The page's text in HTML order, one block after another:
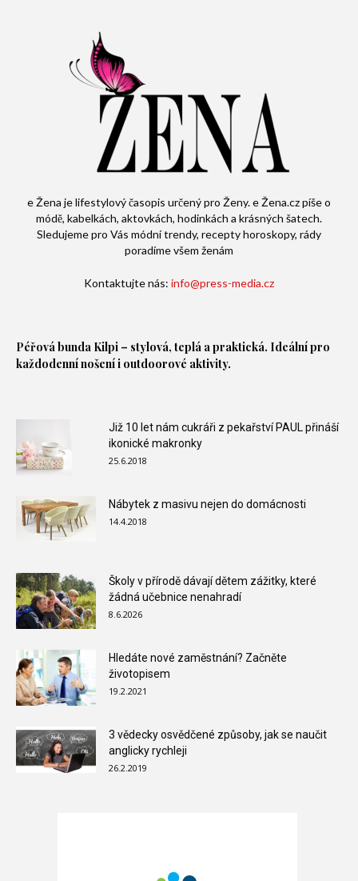
e Žena je lifestylový časopis určený pro Ženy. e Žena.cz píše o
módě, kabelkách, aktovkách, hodinkách a krásných šatech.
Sledujeme pro Vás módní trendy, recepty horoskopy, rády
poradíme všem ženám
Kontaktujte nás: info@press-media.cz
Péřová bunda Kilpi – stylová, teplá a praktická. Ideální pro
každodenní nošení i outdoorové aktivity.
Již 10 let nám cukráři z pekařství PAUL přináší
ikonické makronky
25.6.2018
Nábytek z masivu nejen do domácnosti
14.4.2018
Školy v přírodě dávají dětem zážitky, které
žádná učebnice nenahradí
8.6.2026
Hledáte nové zaměstnání? Začněte
životopisem
19.2.2021
3 vědecky osvědčené způsoby, jak se naučit
anglicky rychleji
26.2.2019